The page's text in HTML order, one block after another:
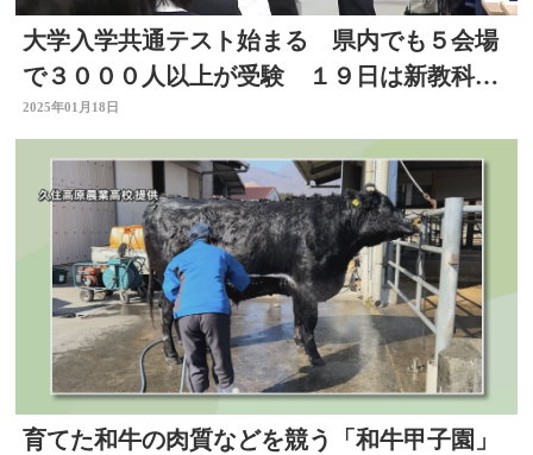
大学入学共通テスト始まる 県内でも５会場
で３０００人以上が受験 １９日は新教科
「情報」を初実施 大分
2025年01月18日
育てた和牛の肉質などを競う「和牛甲子園」